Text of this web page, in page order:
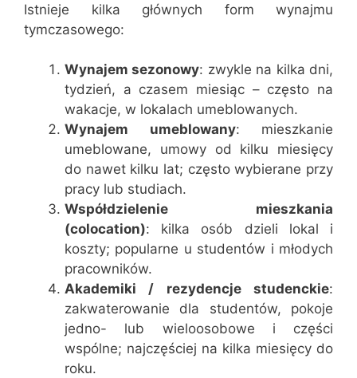
Istnieje kilka głównych form wynajmu
tymczasowego:
Wynajem sezonowy: zwykle na kilka dni,
tydzień, a czasem miesiąc – często na
wakacje, w lokalach umeblowanych.
Wynajem umeblowany: mieszkanie
umeblowane, umowy od kilku miesięcy
do nawet kilku lat; często wybierane przy
pracy lub studiach.
Współdzielenie mieszkania
(colocation): kilka osób dzieli lokal i
koszty; popularne u studentów i młodych
pracowników.
Akademiki / rezydencje studenckie:
zakwaterowanie dla studentów, pokoje
jedno- lub wieloosobowe i części
wspólne; najczęściej na kilka miesięcy do
roku.